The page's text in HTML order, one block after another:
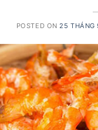
POSTED ON25 THÁNG